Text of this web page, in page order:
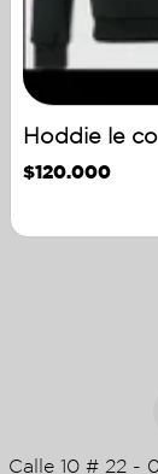
Hoddie le
$120.000
Calle 10 # 22 -